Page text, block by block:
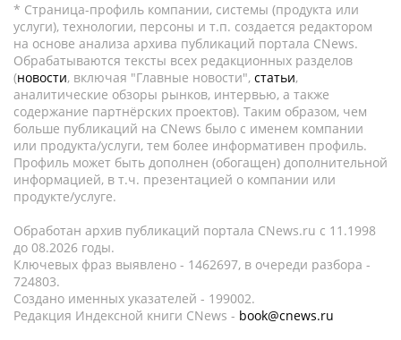
* Страница-профиль компании, системы (продукта или
услуги), технологии, персоны и т.п. создается редактором
на основе анализа архива публикаций портала CNews.
Обрабатываются тексты всех редакционных разделов
(новости, включая "Главные новости", статьи,
аналитические обзоры рынков, интервью, а также
содержание партнёрских проектов). Таким образом, чем
больше публикаций на CNews было с именем компании
или продукта/услуги, тем более информативен профиль.
Профиль может быть дополнен (обогащен) дополнительной
информацией, в т.ч. презентацией о компании или
продукте/услуге.
Обработан архив публикаций портала CNews.ru c 11.1998
до 08.2026 годы.
Ключевых фраз выявлено - 1462697, в очереди разбора -
724803.
Создано именных указателей - 199002.
Редакция Индексной книги CNews - book@cnews.ru